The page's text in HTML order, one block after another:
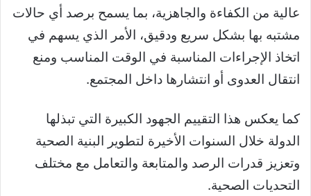
عالية من الكفاءة والجاهزية، بما يسمح برصد أي حالات
مشتبه بها بشكل سريع ودقيق، الأمر الذي يسهم في
اتخاذ الإجراءات المناسبة في الوقت المناسب ومنع
انتقال العدوى أو انتشارها داخل المجتمع.
كما يعكس هذا التقييم الجهود الكبيرة التي تبذلها
الدولة خلال السنوات الأخيرة لتطوير البنية الصحية
وتعزيز قدرات الرصد والمتابعة والتعامل مع مختلف
التحديات الصحية.